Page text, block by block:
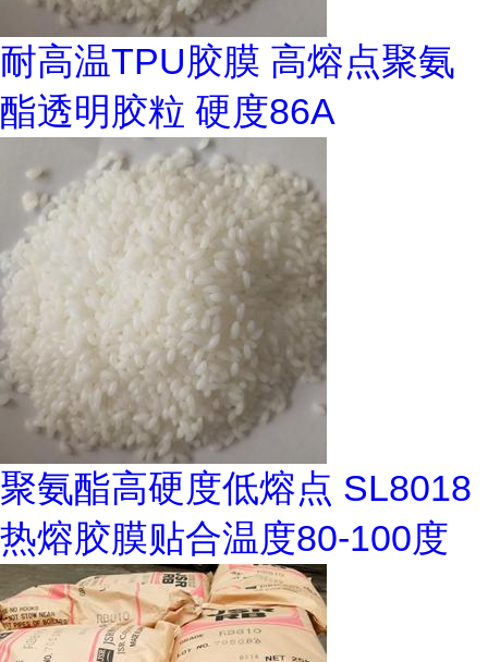
耐高温TPU胶膜 高熔点聚氨
酯透明胶粒 硬度86A
聚氨酯高硬度低熔点 SL8018
热熔胶膜贴合温度80-100度